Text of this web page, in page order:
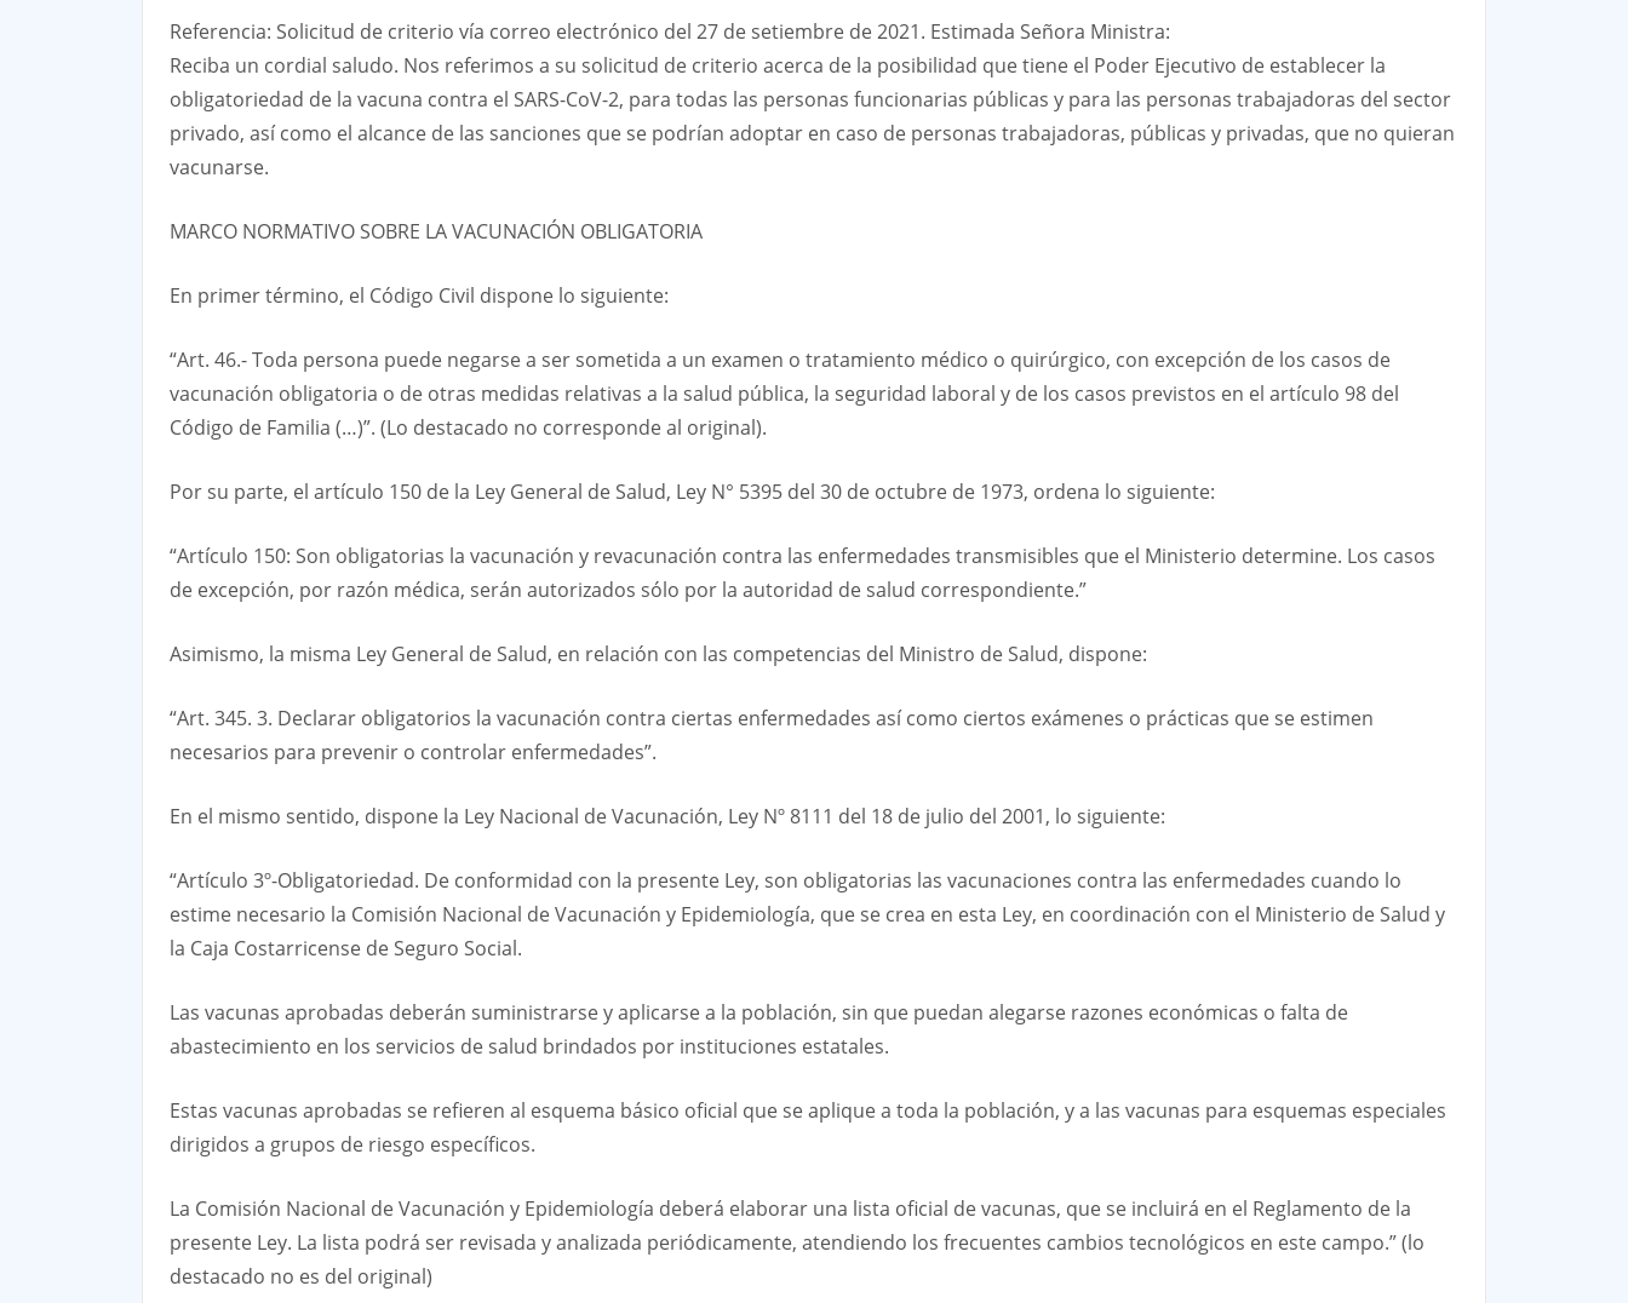
Referencia: Solicitud de criterio vía correo electrónico del 27 de setiembre de 2021. Estimada Señora Ministra:
Reciba un cordial saludo. Nos referimos a su solicitud de criterio acerca de la posibilidad que tiene el Poder Ejecutivo de establecer la
obligatoriedad de la vacuna contra el SARS-CoV-2, para todas las personas funcionarias públicas y para las personas trabajadoras del sector
privado, así como el alcance de las sanciones que se podrían adoptar en caso de personas trabajadoras, públicas y privadas, que no quieran
vacunarse.
MARCO NORMATIVO SOBRE LA VACUNACIÓN OBLIGATORIA
En primer término, el Código Civil dispone lo siguiente:
“Art. 46.- Toda persona puede negarse a ser sometida a un examen o tratamiento médico o quirúrgico, con excepción de los casos de
vacunación obligatoria o de otras medidas relativas a la salud pública, la seguridad laboral y de los casos previstos en el artículo 98 del
Código de Familia (…)”. (Lo destacado no corresponde al original).
Por su parte, el artículo 150 de la Ley General de Salud, Ley N° 5395 del 30 de octubre de 1973, ordena lo siguiente:
“Artículo 150: Son obligatorias la vacunación y revacunación contra las enfermedades transmisibles que el Ministerio determine. Los casos
de excepción, por razón médica, serán autorizados sólo por la autoridad de salud correspondiente.”
Asimismo, la misma Ley General de Salud, en relación con las competencias del Ministro de Salud, dispone:
“Art. 345. 3. Declarar obligatorios la vacunación contra ciertas enfermedades así como ciertos exámenes o prácticas que se estimen
necesarios para prevenir o controlar enfermedades”.
En el mismo sentido, dispone la Ley Nacional de Vacunación, Ley Nº 8111 del 18 de julio del 2001, lo siguiente:
“Artículo 3º-Obligatoriedad. De conformidad con la presente Ley, son obligatorias las vacunaciones contra las enfermedades cuando lo
estime necesario la Comisión Nacional de Vacunación y Epidemiología, que se crea en esta Ley, en coordinación con el Ministerio de Salud y
la Caja Costarricense de Seguro Social.
Las vacunas aprobadas deberán suministrarse y aplicarse a la población, sin que puedan alegarse razones económicas o falta de
abastecimiento en los servicios de salud brindados por instituciones estatales.
Estas vacunas aprobadas se refieren al esquema básico oficial que se aplique a toda la población, y a las vacunas para esquemas especiales
dirigidos a grupos de riesgo específicos.
La Comisión Nacional de Vacunación y Epidemiología deberá elaborar una lista oficial de vacunas, que se incluirá en el Reglamento de la
presente Ley. La lista podrá ser revisada y analizada periódicamente, atendiendo los frecuentes cambios tecnológicos en este campo.” (lo
destacado no es del original)